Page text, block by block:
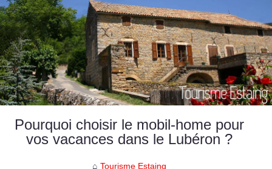
Pourquoi choisir le mobil-home pour
vos vacances dans le Lubéron ?
Tourisme Estaing